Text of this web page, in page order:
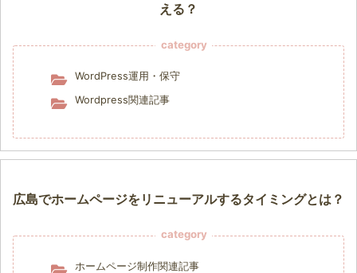
える？
category
WordPress運用・保守
Wordpress関連記事
広島でホームページをリニューアルするタイミングとは？
category
ホームページ制作関連記事